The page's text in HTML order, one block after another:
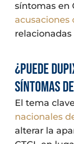
síntomas en
acusaciones
¿Puede
síntomas
El tema
nacionales
alterar la